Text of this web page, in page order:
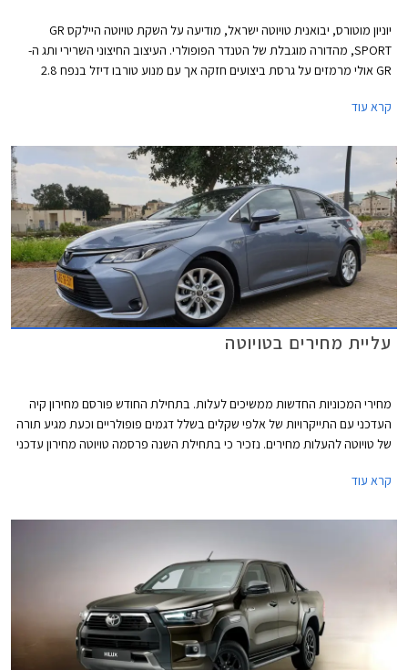
יוניון מוטורס, יבואנית טויוטה ישראל, מודיעה על השקת טויוטה היילקס GR
SPORT, מהדורה מוגבלת של הטנדר הפופולרי. העיצוב החיצוני השרירי ותג ה-
GR אולי מרמזים על גרסת ביצועים חזקה אך עם מנוע טורבו דיזל בנפח 2.8
והשטח - זה מה שבאמת חשוב ברכב מסוג זה. המחיר החל מ- 370,000 ₪.
קרא עוד
עליית מחירים בטויוטה
מחירי המכוניות החדשות ממשיכים לעלות. בתחילת החודש פורסם מחירון קיה
העדכני עם התייקרויות של אלפי שקלים בשלל דגמים פופולריים וכעת מגיע תורה
של טויוטה להעלות מחירים. נזכיר כי בתחילת השנה פרסמה טויוטה מחירון עדכני
הודעה של היצרנית על פיה עקב עיכובים בשרשרת האספקה חלו שינויים
זמני ההמתנה לרכבים חדשים. שיווקה של טויוטה יאריס הופסק לפני מספר
קרא עוד